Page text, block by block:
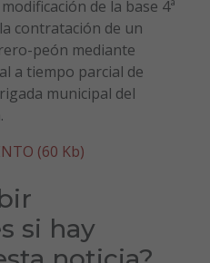
de la base 4ª
contratación de un
peón mediante
a tiempo parcial de
municipal del
(60 Kb)
si hay